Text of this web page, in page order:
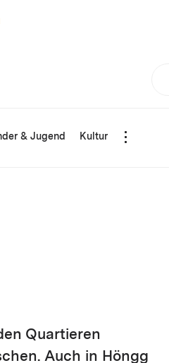
& Jugend Kultur
Quartieren
Auch in Höngg